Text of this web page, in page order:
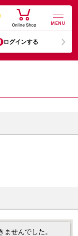
MENU
ログインする
せんでした。